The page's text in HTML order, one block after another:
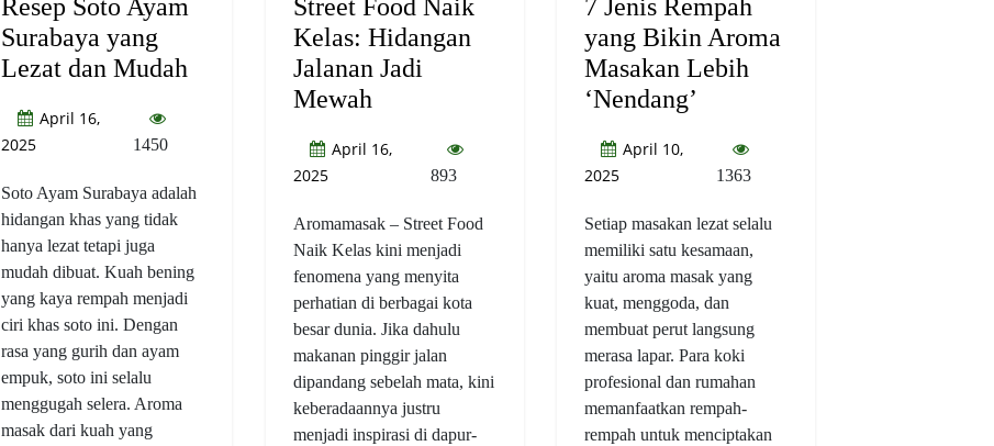
Resep Soto Ayam
Surabaya yang
Lezat dan Mudah
April 16,
2025
1450
Soto Ayam Surabaya adalah
hidangan khas yang tidak
hanya lezat tetapi juga
mudah dibuat. Kuah bening
yang kaya rempah menjadi
ciri khas soto ini. Dengan
rasa yang gurih dan ayam
empuk, soto ini selalu
menggugah selera. Aroma
masak dari kuah yang
Street Food Naik
Kelas: Hidangan
Jalanan Jadi
Mewah
April 16,
2025
893
Aromamasak – Street Food
Naik Kelas kini menjadi
fenomena yang menyita
perhatian di berbagai kota
besar dunia. Jika dahulu
makanan pinggir jalan
dipandang sebelah mata, kini
keberadaannya justru
menjadi inspirasi di dapur-
7 Jenis Rempah
yang Bikin Aroma
Masakan Lebih
‘Nendang’
April 10,
2025
1363
Setiap masakan lezat selalu
memiliki satu kesamaan,
yaitu aroma masak yang
kuat, menggoda, dan
membuat perut langsung
merasa lapar. Para koki
profesional dan rumahan
memanfaatkan rempah-
rempah untuk menciptakan